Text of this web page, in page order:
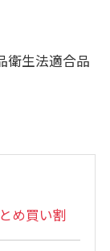
衛生法適合品
め買い割